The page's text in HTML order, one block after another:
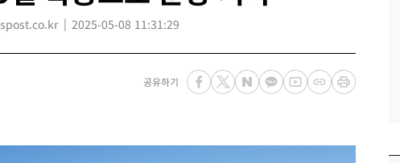
2025-05-08 11:31:29
공유하기